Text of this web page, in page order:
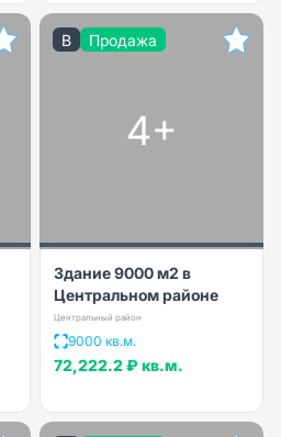
B Продажа
4+
Здание 9000 м2 в
Центральном районе
Центральный район
9000 кв.м.
72,222.2 ₽ кв.м.